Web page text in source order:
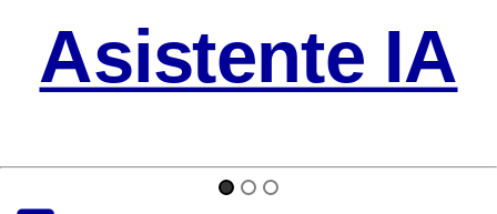
Asistente IA